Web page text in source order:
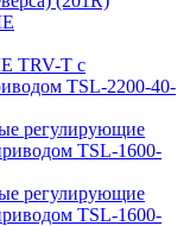
T с
TSL-2200-40-
регулирующие
TSL-1600-
регулирующие
TSL-1600-